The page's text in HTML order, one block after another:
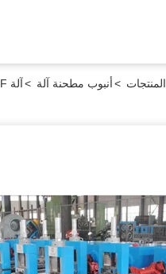
المنتجات >أنبوب مطحنة آلة >آلة HG63x4 HF لطحن الأنابيب 25-63.5 مم دائرية 20x20-50x50 مم مربعة